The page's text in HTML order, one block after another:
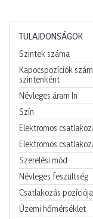
TULAJDONSÁGOK
Szintek száma
Kapocspozíciók
szintenként
Névleges áram In
Szín
Elektromos
Elektromos
Szerelési mód
Névleges feszültség
Csatlakozás pozíciója
Üzemi hőmérséklet